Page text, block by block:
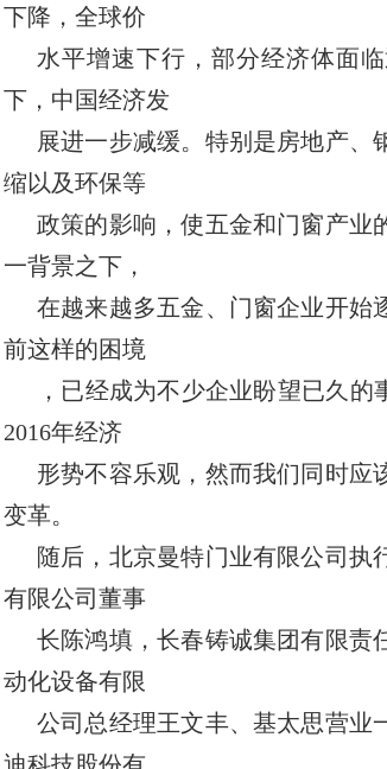
下降，全球价
水平增速下行，部分经济体面
下，中国经济发
展进一步减缓。特别是房地产、
缩以及环保等
政策的影响，使五金和门窗产业
一背景之下，
在越来越多五金、门窗企业开始
前这样的困境
，已经成为不少企业盼望已久
2016年经济
形势不容乐观，然而我们同时应
变革。
随后，北京曼特门业有限公司执
有限公司董事
长陈鸿填，长春铸诚集团有限责
动化设备有限
公司总经理王文丰、基太思营业